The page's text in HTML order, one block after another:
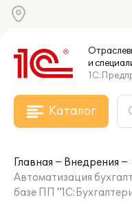
и
Каталог
Главная
Внедрения
Автоматизация
базе ПП